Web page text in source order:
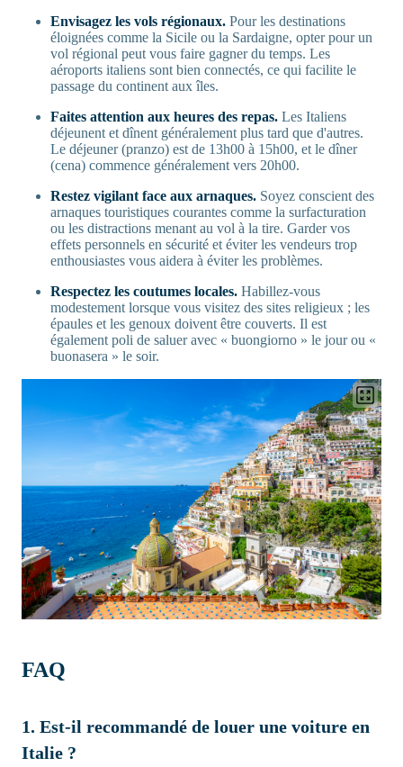
Envisagez les vols régionaux. Pour les destinations
éloignées comme la Sicile ou la Sardaigne, opter pour un
vol régional peut vous faire gagner du temps. Les
aéroports italiens sont bien connectés, ce qui facilite le
passage du continent aux îles.
Faites attention aux heures des repas. Les Italiens
déjeunent et dînent généralement plus tard que d'autres.
Le déjeuner (pranzo) est de 13h00 à 15h00, et le dîner
(cena) commence généralement vers 20h00.
Restez vigilant face aux arnaques. Soyez conscient des
arnaques touristiques courantes comme la surfacturation
ou les distractions menant au vol à la tire. Garder vos
effets personnels en sécurité et éviter les vendeurs trop
enthousiastes vous aidera à éviter les problèmes.
Respectez les coutumes locales. Habillez-vous
modestement lorsque vous visitez des sites religieux ; les
épaules et les genoux doivent être couverts. Il est
également poli de saluer avec « buongiorno » le jour ou «
buonasera » le soir.
FAQ
1. Est-il recommandé de louer une voiture en
Italie ?